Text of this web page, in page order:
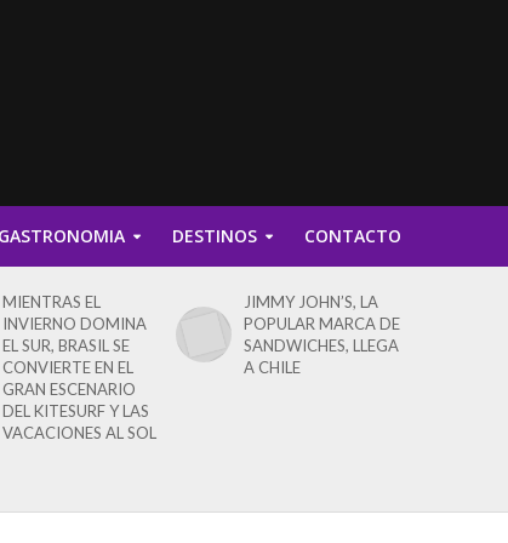
GASTRONOMIA DESTINOS CONTACTO
MIENTRAS EL
INVIERNO DOMINA
EL SUR, BRASIL SE
CONVIERTE EN EL
GRAN ESCENARIO
DEL KITESURF Y LAS
VACACIONES AL SOL
JIMMY JOHN’S, LA
POPULAR MARCA DE
SANDWICHES, LLEGA
A CHILE